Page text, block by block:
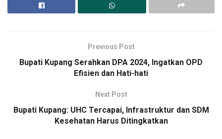
Previous Post
Bupati Kupang Serahkan DPA 2024, Ingatkan OPD
Efisien dan Hati-hati
Next Post
Bupati Kupang: UHC Tercapai, Infrastruktur dan SDM
Kesehatan Harus Ditingkatkan